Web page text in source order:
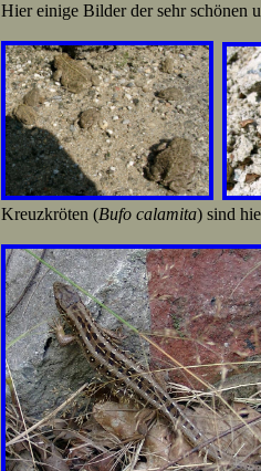
Hier einige Bilder der sehr schönen
Kreuzkröten (Bufo calamita) sind